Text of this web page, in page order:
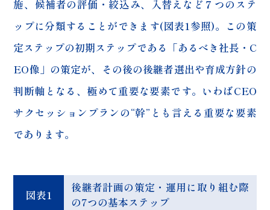
施、候補者の評価・絞込み、入替えなど７つのステ
ップに分類することができます(図表1参照)。この策
定ステップの初期ステップである「あるべき社長・C
EO像」の策定が、その後の後継者選出や育成方針の
判断軸となる、極めて重要な要素です。いわばCEO
サクセッションプランの“幹”とも言える重要な要素
であります。
図表1
後継者計画の策定・運用に取り組む際
の7つの基本ステップ